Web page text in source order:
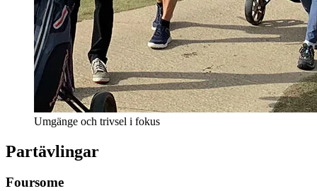
Umgänge och trivsel i fokus
Partävlingar
Foursome